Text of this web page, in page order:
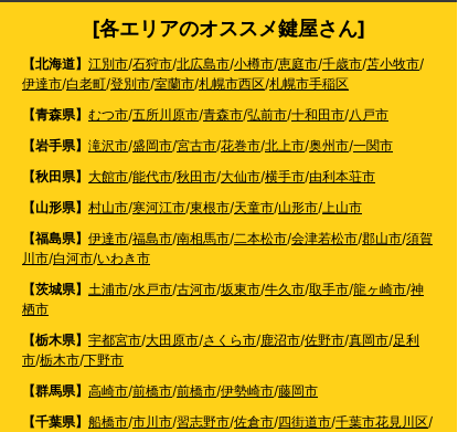
[各エリアのオススメ鍵屋さん]
【北海道】 江別市/石狩市/北広島市/小樽市/恵庭市/千歳市/苫小牧市/
伊達市/白老町/登別市/室蘭市/札幌市西区/札幌市手稲区
【青森県】 むつ市/五所川原市/青森市/弘前市/十和田市/八戸市
【岩手県】 滝沢市/盛岡市/宮古市/花巻市/北上市/奥州市/一関市
【秋田県】 大館市/能代市/秋田市/大仙市/横手市/由利本荘市
【山形県】 村山市/寒河江市/東根市/天童市/山形市/上山市
【福島県】 伊達市/福島市/南相馬市/二本松市/会津若松市/郡山市/須賀
川市/白河市/いわき市
【茨城県】 土浦市/水戸市/古河市/坂東市/牛久市/取手市/龍ヶ崎市/神
栖市
【栃木県】 宇都宮市/大田原市/さくら市/鹿沼市/佐野市/真岡市/足利
市/栃木市/下野市
【群馬県】 高崎市/前橋市/前橋市/伊勢崎市/藤岡市
【千葉県】 船橋市/市川市/習志野市/佐倉市/四街道市/千葉市花見川区/